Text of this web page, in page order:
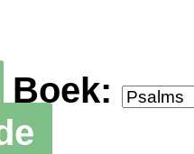
Boek: